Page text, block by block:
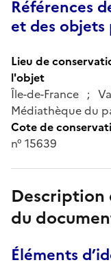
Références
et des
Lieu de
l'objet
Île-de-France ;
Médiathèque du
Cote de
n° 15639
Description
du
Éléments